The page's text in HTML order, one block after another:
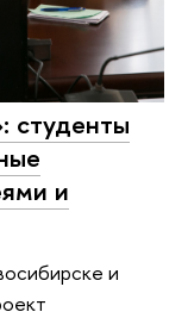
студенты
и
и